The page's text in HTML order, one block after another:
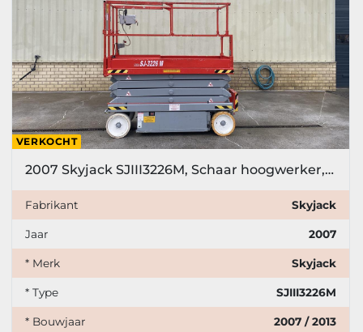
VERKOCHT
2007 Skyjack SJIII3226M, Schaar hoogwerker, 10 meter
Fabrikant Skyjack
Jaar 2007
* Merk Skyjack
* Type SJIII3226M
* Bouwjaar 2007 / 2013